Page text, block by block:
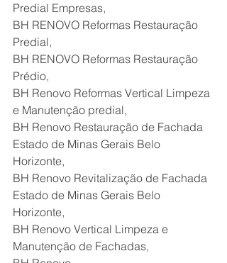
Predial Empresas,
BH RENOVO Reformas Restauração
Predial,
BH RENOVO Reformas Restauração
Prédio,
BH Renovo Reformas Vertical Limpeza
e Manutenção predial,
BH Renovo Restauração de Fachada
Estado de Minas Gerais Belo
Horizonte,
BH Renovo Revitalização de Fachada
Estado de Minas Gerais Belo
Horizonte,
BH Renovo Vertical Limpeza e
Manutenção de Fachadas,